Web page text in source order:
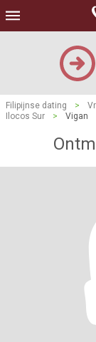
Filipijnse dating >
Ilocos Sur
> Vigan